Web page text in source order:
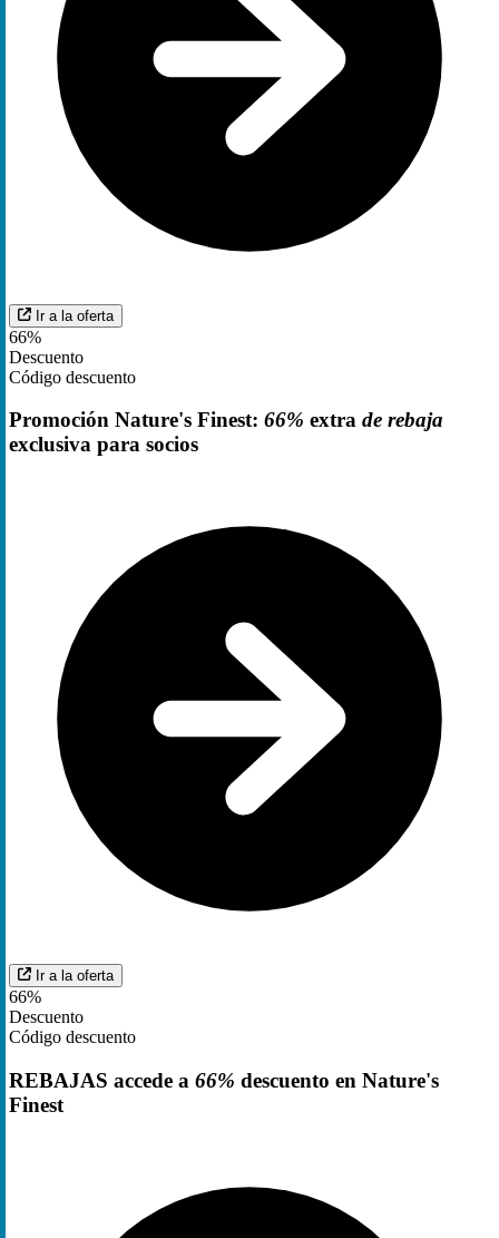
Ir a la oferta
66%
Descuento
Código descuento
Promoción Nature's Finest: 66% extra de rebaja
exclusiva para socios
Ir a la oferta
66%
Descuento
Código descuento
REBAJAS accede a 66% descuento en Nature's
Finest